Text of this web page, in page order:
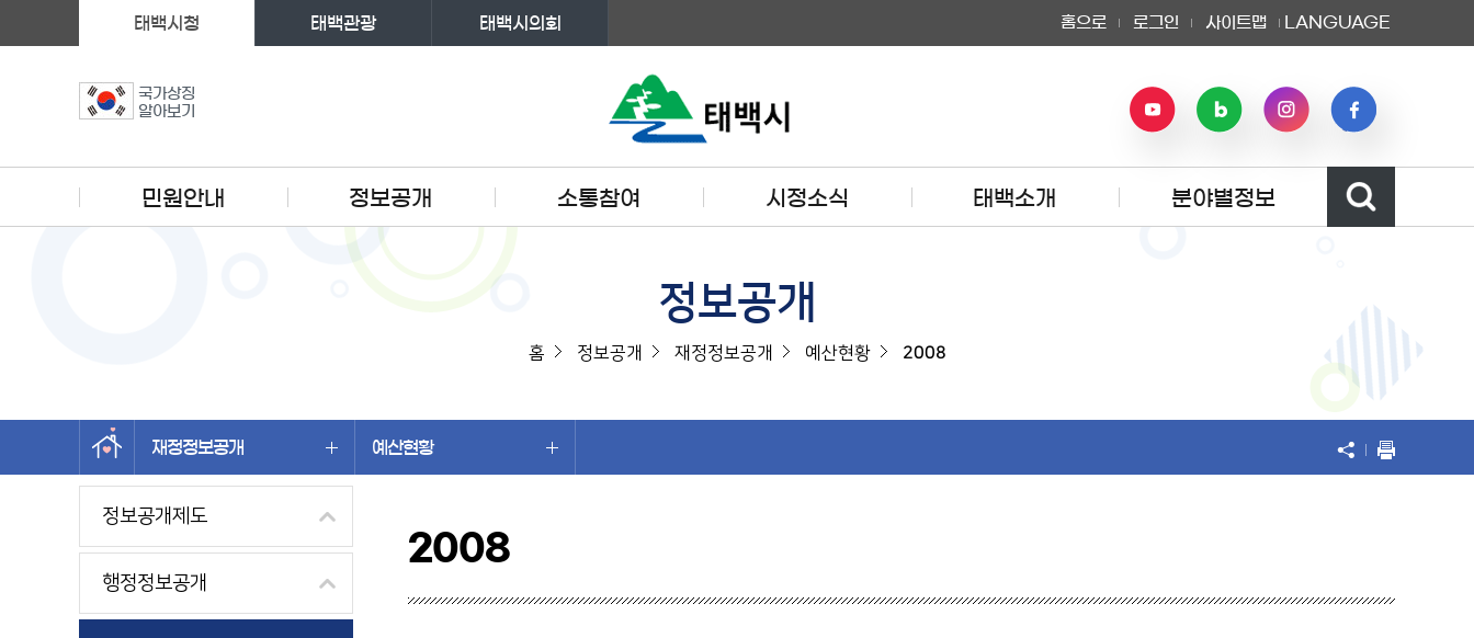
국가상징
알아보기
태백시청 태백관광 태백시의회 홈으로 로그인 사이트맵 LANGUAGE
민원안내 정보공개 소통참여 시정소식 태백소개 분야별정보
정보공개
홈 정보공개 재정정보공개 예산현황 2008
재정정보공개 예산현황
왼쪽메뉴
정보공개제도
행정정보공개
2008